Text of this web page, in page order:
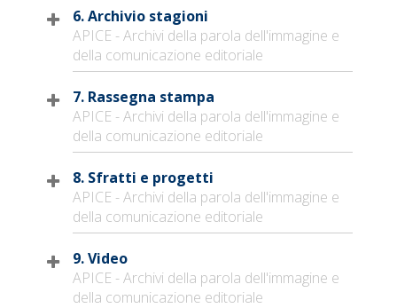
6. Archivio stagioni
APICE - Archivi della parola dell'immagine e
della comunicazione editoriale
7. Rassegna stampa
APICE - Archivi della parola dell'immagine e
della comunicazione editoriale
8. Sfratti e progetti
APICE - Archivi della parola dell'immagine e
della comunicazione editoriale
9. Video
APICE - Archivi della parola dell'immagine e
della comunicazione editoriale